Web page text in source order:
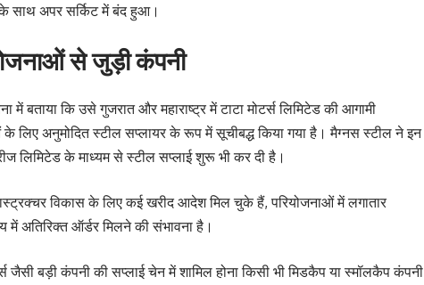
साथ अपर सर्किट में बंद हुआ।
से जुड़ी कंपनी
में बताया कि उसे गुजरात और महाराष्ट्र में टाटा मोटर्स लिमिटेड की आगामी
के लिए अनुमोदित स्टील सप्लायर के रूप में सूचीबद्ध किया गया है। मैग्नस स्टील ने इन
लिमिटेड के माध्यम से स्टील सप्लाई शुरू भी कर दी है।
विकास के लिए कई खरीद आदेश मिल चुके हैं, परियोजनाओं में लगातार
अतिरिक्त ऑर्डर मिलने की संभावना है।
जैसी बड़ी कंपनी की सप्लाई चेन में शामिल होना किसी भी मिडकैप या स्मॉलकैप कंपनी